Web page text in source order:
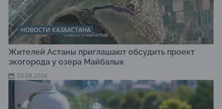
НОВОСТИ КАЗАХСТАНА
Жителей Астаны приглашают обсудить проект
экогорода у озера Майбалык
03.08.2026